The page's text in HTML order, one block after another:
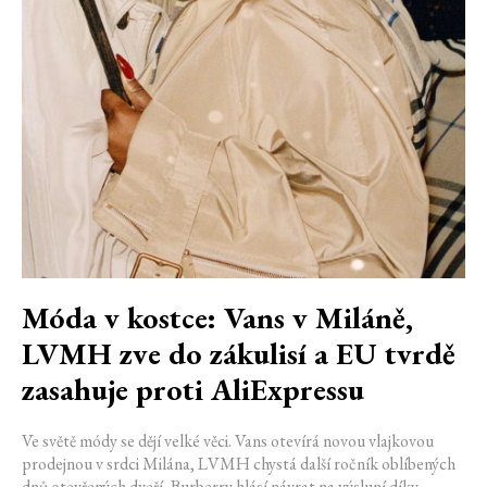
Móda v kostce: Vans v Miláně,
LVMH zve do zákulisí a EU tvrdě
zasahuje proti AliExpressu
Ve světě módy se dějí velké věci. Vans otevírá novou vlajkovou
prodejnou v srdci Milána, LVMH chystá další ročník oblíbených